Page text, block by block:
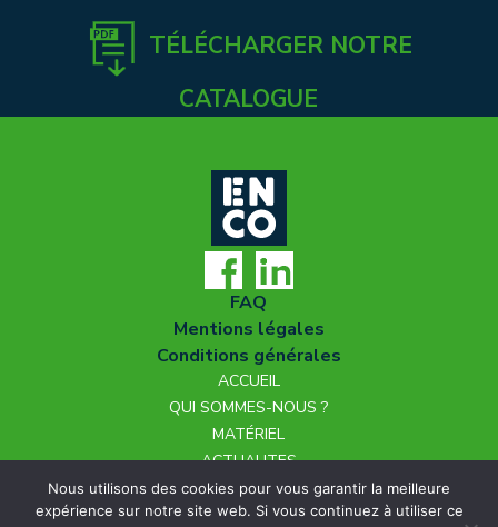
TÉLÉCHARGER NOTRE
CATALOGUE
FAQ
Mentions légales
Conditions générales
ACCUEIL
QUI SOMMES-NOUS ?
MATÉRIEL
ACTUALITES
NOUS REJOINDRE
CONTACT
Nous utilisons des cookies pour vous garantir la meilleure
expérience sur notre site web. Si vous continuez à utiliser ce